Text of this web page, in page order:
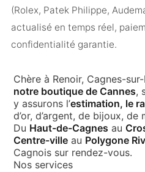
(Rolex, Patek Philippe,
actualisé en temps réel,
confidentialité garantie.
Chère à Renoir, Cagnes-
notre boutique de Cannes,
y assurons l’estimation, le
d’or, d’argent, de bijoux,
Du Haut-de-Cagnes au
Centre-ville au Polygone
Cagnois sur rendez-vous.
Nos services